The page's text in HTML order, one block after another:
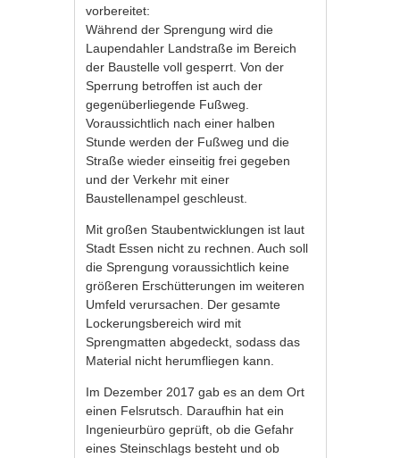
vorbereitet:
Während der Sprengung wird die
Laupendahler Landstraße im Bereich
der Baustelle voll gesperrt. Von der
Sperrung betroffen ist auch der
gegenüberliegende Fußweg.
Voraussichtlich nach einer halben
Stunde werden der Fußweg und die
Straße wieder einseitig frei gegeben
und der Verkehr mit einer
Baustellenampel geschleust.
Mit großen Staubentwicklungen ist laut
Stadt Essen nicht zu rechnen. Auch soll
die Sprengung voraussichtlich keine
größeren Erschütterungen im weiteren
Umfeld verursachen. Der gesamte
Lockerungsbereich wird mit
Sprengmatten abgedeckt, sodass das
Material nicht herumfliegen kann.
Im Dezember 2017 gab es an dem Ort
einen Felsrutsch. Daraufhin hat ein
Ingenieurbüro geprüft, ob die Gefahr
eines Steinschlags besteht und ob